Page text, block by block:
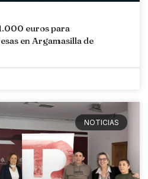
euros para
en Argamasilla de
NOTICIAS